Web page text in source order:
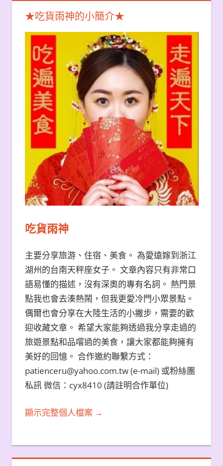
★吃貨雨神的小簡介★
吃貨雨神
主要分享旅游、住宿、美食。 為愛遠嫁到浙江
湖州的台南天秤座女子。 文章內容只有非常口
語易懂的描述，沒有深奧的專有名詞。 熱門景
點我也會去湊熱鬧，但我更愛冷門小眾景點。
偶爾也會分享在大陸生活的小撇步，需要的歡
迎收藏文章。 希望大家能夠透過我分享走過的
旅遊景點和品嚐過的美食，讓大家都能夠擁有
美好的回憶。 合作邀約聯繫方式：
patienceru@yahoo.com.tw (e-mail) 或粉絲團
私訊 微信：cyx8410 (請註明合作單位)
顯示完整個人檔案 →